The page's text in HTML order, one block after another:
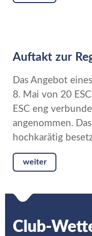
Auftakt zur
Das Angebot
8. Mai von 20
ESC eng
angenommen.
hochkarätig
weiter
Club-